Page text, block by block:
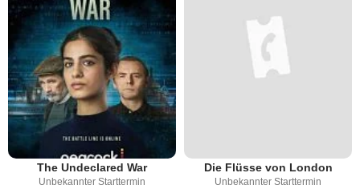
The Undeclared War
Unbekannter Starttermin
Die Flüsse von London
Unbekannter Starttermin